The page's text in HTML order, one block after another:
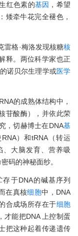
红色素的基因 ，希望
矮牵牛花完全褪色，
雷格·梅洛发现核糖核
释。两位科学家也正
诺贝尔生理学或医学
的成熟体结构中，
苷酸酶），并依此荣
，切赫博士在DNA基
）和tRNA（转运
、大脑发育、营养吸
码的神秘面纱。
于DNA的碱基序列
在真核细胞中，DNA
合成场所存在于细胞
才能把DNA 上控制蛋
把这种起着传递遗传